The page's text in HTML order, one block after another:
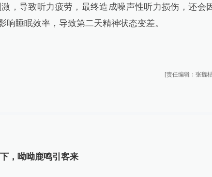
，导致听力疲劳，最终造成噪声性听力损伤，还会
睡眠效率，导致第二天精神状态变差。
[责任编辑：张魏
，呦呦鹿鸣引客来